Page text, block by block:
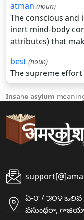
atman (noun)
The conscious
inert mind-body
attributes) that
best (noun)
The supreme effort
Insane asylum
ఏ-౮ / ౫౦౪ ఒలివ
వసుంధరా,